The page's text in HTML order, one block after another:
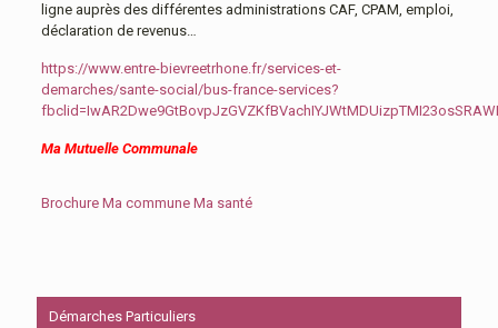
ligne auprès des différentes administrations CAF, CPAM, emploi,
déclaration de revenus…
https://www.entre-bievreetrhone.fr/services-et-
demarches/sante-social/bus-france-services?
Ma Mutuelle Communale
Brochure Ma commune Ma santé
Démarches Particuliers